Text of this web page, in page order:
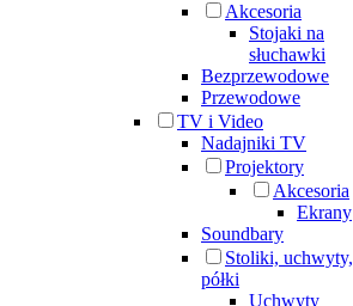
Akcesoria
Stojaki na
słuchawki
Bezprzewodowe
Przewodowe
TV i Video
Nadajniki TV
Projektory
Akcesoria
Ekrany
Soundbary
Stoliki, uchwyty,
półki
Uchwyty